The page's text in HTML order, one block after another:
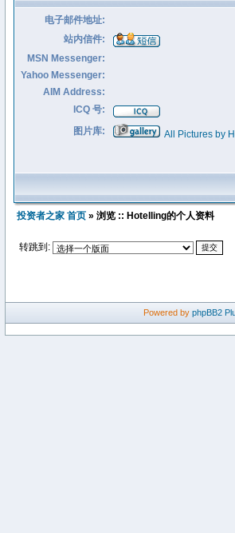
电子邮件地址:
站内信件:
MSN Messenger:
Yahoo Messenger:
AIM Address:
ICQ 号:
图片库:
All Pictures by
投资者之家 首页 » 浏览 :: Hotelling的个人资料
转跳到:
Powered by phpBB2